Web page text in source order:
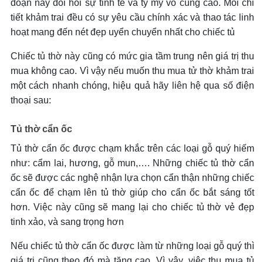
đoạn này đòi hỏi sự tinh tế và tỷ mỷ vô cùng cao. Mỗi chi
tiết khảm trai đều có sự yêu cầu chính xác và thao tác linh
hoạt mang đến nét đẹp uyển chuyển nhất cho chiếc tủ
Chiếc tủ thờ này cũng có mức gia tầm trung nên giá trị thu
mua không cao. Vì vậy nếu muốn thu mua tử thờ khảm trai
một cách nhanh chóng, hiệu quả hãy liên hệ qua số điện
thoại sau:
Tủ thờ cẩn ốc
Tủ thờ cẩn ốc được chạm khắc trên các loại gỗ quý hiếm
như: cẩm lai, hương, gỗ mun,…. Những chiếc tủ thờ cẩn
ốc sẽ được các nghệ nhận lựa chọn cẩn thận những chiếc
cẩn ốc để chạm lên tủ thờ giúp cho cẩn ốc bắt sáng tốt
hơn. Việc này cũng sẽ mang lại cho chiếc tủ thờ vẻ đẹp
tinh xảo, và sang trọng hơn
Nếu chiếc tủ thờ cẩn ốc được làm từ những loại gỗ quý thì